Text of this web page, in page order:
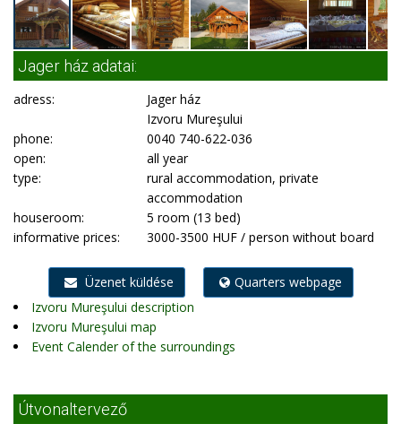
Jager ház adatai:
adress:
Jager ház
Izvoru Mureşului
phone:
0040 740-622-036
open:
all year
type:
rural accommodation, private
accommodation
houseroom:
5 room (13 bed)
informative prices:
3000-3500 HUF / person without board
Üzenet küldése
Quarters webpage
Izvoru Mureşului description
Izvoru Mureşului map
Event Calender of the surroundings
Útvonaltervező